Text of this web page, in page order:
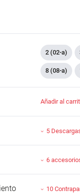
2 (02-a)
8 (08-a)
Añadir al
5
6
10